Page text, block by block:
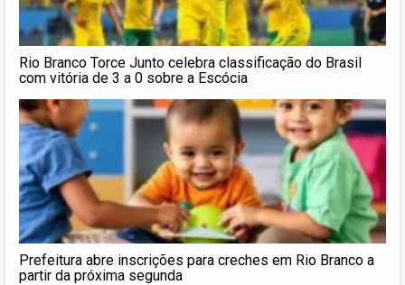
Rio Branco Torce Junto celebra classificação do Brasil
com vitória de 3 a 0 sobre a Escócia
Prefeitura abre inscrições para creches em Rio Branco a
partir da próxima segunda